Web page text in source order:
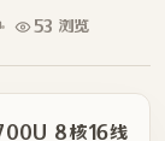
53 浏览
8核16线